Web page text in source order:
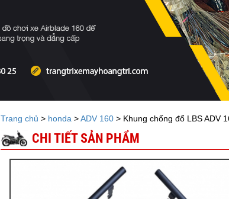
Trang chủ > honda >ADV 160> Khung chống đổ LBS ADV
CHI TIẾT SẢN PHẨM